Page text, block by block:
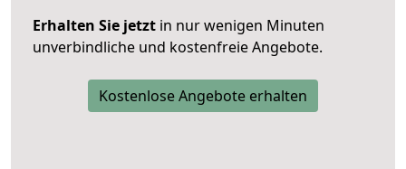
Erhalten Sie jetzt in nur wenigen Minuten
unverbindliche und kostenfreie Angebote.
Kostenlose Angebote erhalten